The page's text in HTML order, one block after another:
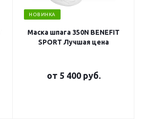
НОВИНКА
Маска шпага 350N BENEFIT
SPORT Лучшая цена
от 5 400 руб.